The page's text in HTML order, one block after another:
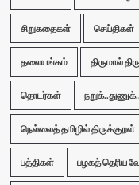
சிறுகதைகள் செய்திகள்
தலையங்கம் திருமால்
தொடர்கள்
நெல்லைத் தமிழில் திருக்குறள்
பத்திகள் பழகத் தெரிய